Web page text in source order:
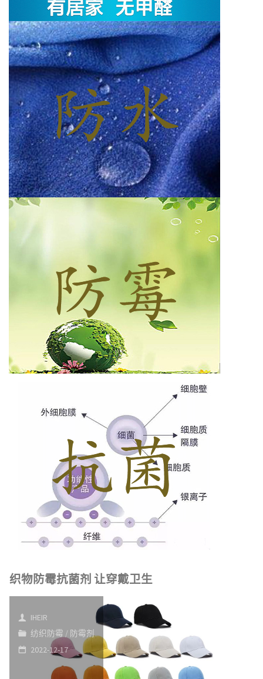
织物防霉抗菌剂 让穿戴卫生
IHEIR
纺织防霉 / 防霉剂
2022-12-17